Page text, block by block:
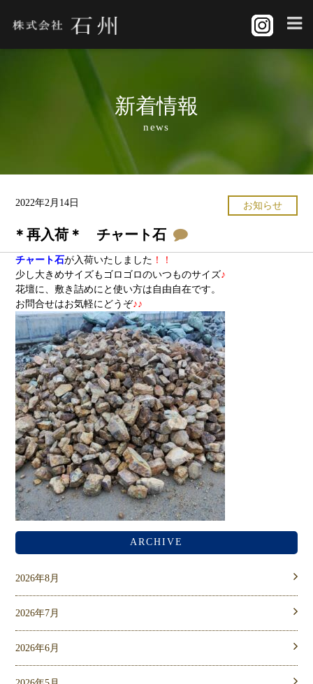
新着情報
news
2022年2月14日 お知らせ
＊再入荷＊ チャート石
チャート石が入荷いたしました ！！
少し大きめサイズもゴロゴロのいつものサイズ♪
花壇に、敷き詰めにと使い方は自由自在です。
お問合せはお気軽にどうぞ♪♪
ARCHIVE
2026年8月
2026年7月
2026年6月